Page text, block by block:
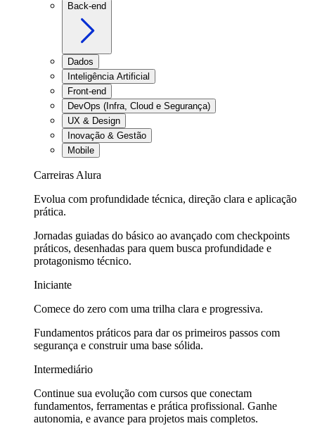
Back-end
Dados
Inteligência Artificial
Front-end
DevOps (Infra, Cloud e Segurança)
UX & Design
Inovação & Gestão
Mobile
Carreiras Alura
Evolua com profundidade técnica, direção clara e aplicação
prática.
Jornadas guiadas do básico ao avançado com checkpoints
práticos, desenhadas para quem busca profundidade e
protagonismo técnico.
Iniciante
Comece do zero com uma trilha clara e progressiva.
Fundamentos práticos para dar os primeiros passos com
segurança e construir uma base sólida.
Intermediário
Continue sua evolução com cursos que conectam
fundamentos, ferramentas e prática profissional. Ganhe
autonomia, e avance para projetos mais completos.